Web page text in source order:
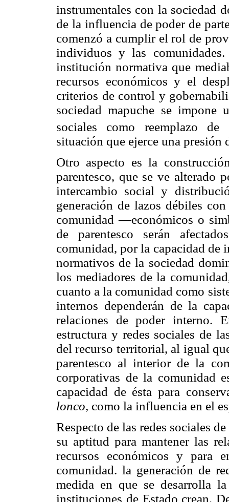
instrumentales con la sociedad
de la influencia de poder de
comenzó a cumplir el rol de
individuos y las
institución normativa que
recursos económicos y el
criterios de control y
sociedad mapuche se impone
sociales como reemplazo de
situación que ejerce una presión
Otro aspecto es la
parentesco, que se ve alterado
intercambio social y
generación de lazos débiles
comunidad —económicos o
de parentesco serán
comunidad, por la capacidad de
normativos de la sociedad
los mediadores de la
cuanto a la comunidad como
internos dependerán de la
relaciones de poder interno.
estructura y redes sociales de
del recurso territorial, al igual
parentesco al interior de la
corporativas de la comunidad
capacidad de ésta para
lonco, como la influencia en el
Respecto de las redes sociales
su aptitud para mantener las
recursos económicos y para
comunidad. la generación de
medida en que se desarrolla
instituciones de Estado crean.